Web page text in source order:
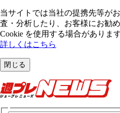
当サイトでは当社の提携先等が
査・分析したり、お客様にお勧
Cookie を使⽤する場合があります
詳しくはこちら
閉じる